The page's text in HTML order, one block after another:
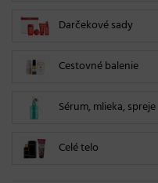
Darčekové sady
Cestovné balenie
Sérum, mlieka, spreje
Celé telo